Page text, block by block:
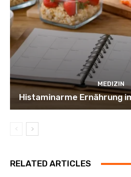
MEDIZIN
Histaminarme Ernährung
RELATED ARTICLES